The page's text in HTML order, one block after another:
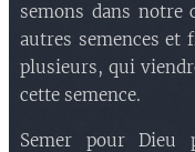
semons dans notre
autres semences et
plusieurs, qui
cette semence.
Semer pour Dieu